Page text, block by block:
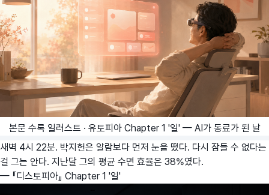
본문 수록 일러스트 · 유토피아 Chapter 1 '일' — AI가 동료가 된 날
새벽 4시 22분. 박지헌은 알람보다 먼저 눈을 떴다. 다시 잠들 수 없다는
걸 그는 안다. 지난달 그의 평균 수면 효율은 38%였다.
— 『디스토피아』 Chapter 1 '일'